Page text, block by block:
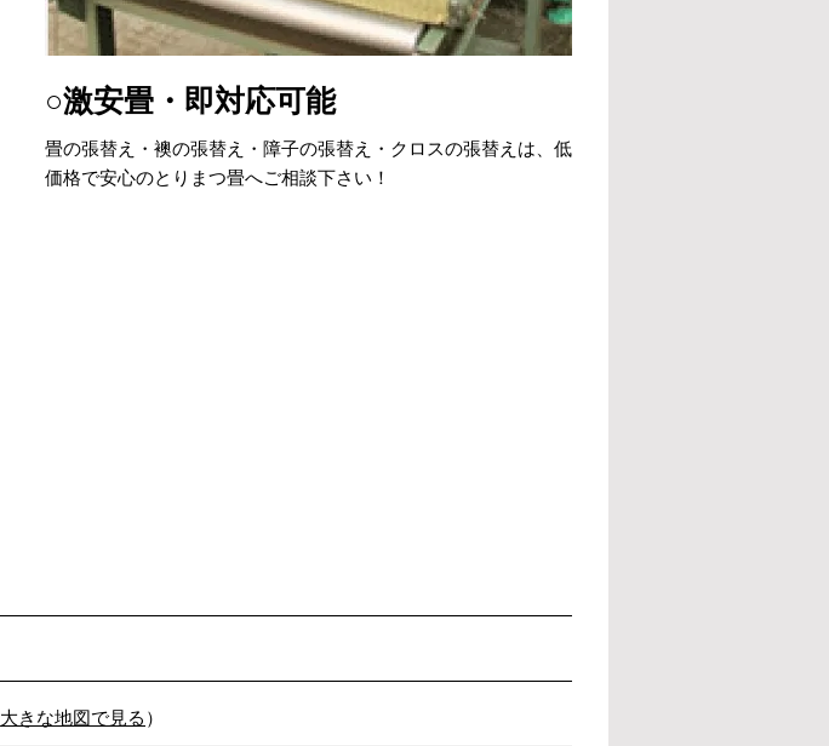
○激安畳・即対応可能
畳の張替え・襖の張替え・障子の張替え・クロスの張替えは、低
価格で安心のとりまつ畳へご相談下さい！
大きな地図で見る ）